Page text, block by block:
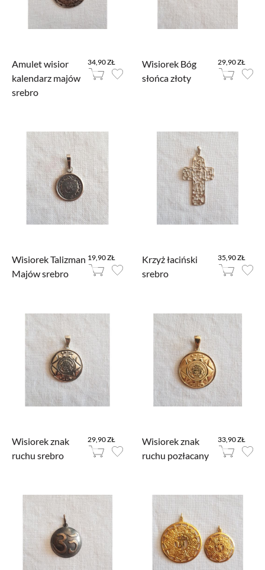
Amulet wisior
kalendarz majów
srebro
34,90 ZŁ
Wisiorek Bóg
słońca złoty
29,90 ZŁ
Wisiorek Talizman
Majów srebro
19,90 ZŁ
Krzyż łaciński
srebro
35,90 ZŁ
Wisiorek znak
ruchu srebro
29,90 ZŁ
Wisiorek znak
ruchu pozłacany
33,90 ZŁ